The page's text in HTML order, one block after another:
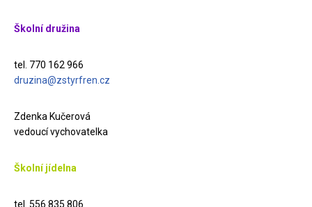
Školní družina
tel. 770 162 966
druzina@zstyrfren.cz
Zdenka Kučerová
vedoucí vychovatelka
Školní jídelna
tel. 556 835 806